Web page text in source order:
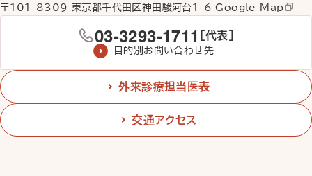
〒101-8309 東京都千代田区神田駿河台1-6Google Map
03-3293-1711 ［代表］
目的別お問い合わせ先
外来診療担当医表
交通アクセス